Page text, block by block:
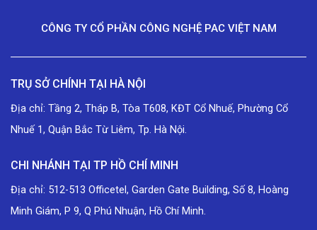
CÔNG TY CỔ PHẦN CÔNG NGHỆ PAC VIỆT NAM
TRỤ SỞ CHÍNH TẠI HÀ NỘI
Địa chỉ: Tầng 2, Tháp B, Tòa T608, KĐT Cổ Nhuế, Phường Cổ
Nhuế 1, Quận Bắc Từ Liêm, Tp. Hà Nội.
CHI NHÁNH TẠI TP HỒ CHÍ MINH
Địa chỉ: 512-513 Officetel, Garden Gate Building, Số 8, Hoàng
Minh Giám, P 9, Q Phú Nhuận, Hồ Chí Minh.